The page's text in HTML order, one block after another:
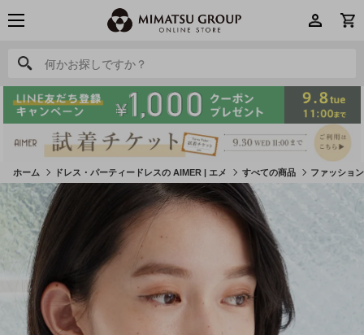
何かお探しですか？
何かお探しですか？
ホーム ドレス・パーティードレスの AIMER | エメ すべての商品 ファッショ